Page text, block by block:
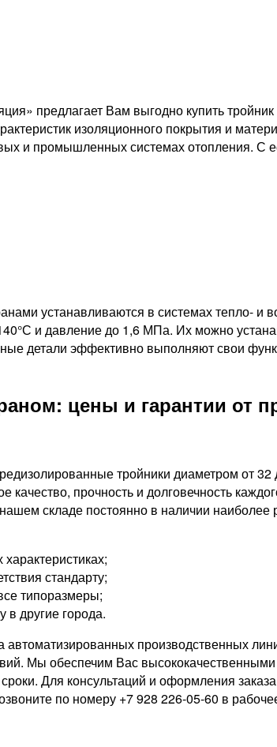
предлагает Вам выгодно купить
изоляционного покрытия и
и промышленных системах отопления. С
устанавливаются в системах тепло- и
и давление до 1,6 МПа. Их можно
детали эффективно выполняют свои
цены и гарантии от
тройники диаметром от
прочность и долговечность
складе постоянно в наличии наиболее
стандарту;
типоразмеры;
в другие города.
производственных
Мы обеспечим Вас
Для консультаций и оформления
по номеру +7 928 226-05-60 в